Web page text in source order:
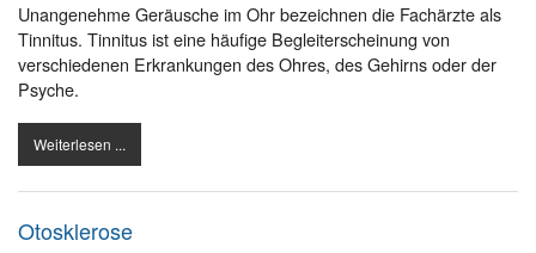
Unangenehme Geräusche im Ohr bezeichnen die Fachärzte als
Tinnitus. Tinnitus ist eine häufige Begleiterscheinung von
verschiedenen Erkrankungen des Ohres, des Gehirns oder der
Psyche.
Weiterlesen ...
Otosklerose